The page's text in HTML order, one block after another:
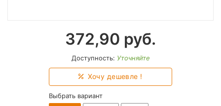
372,90 руб.
Доступность: Уточняйте
Хочу дешевле !
Выбрать вариант